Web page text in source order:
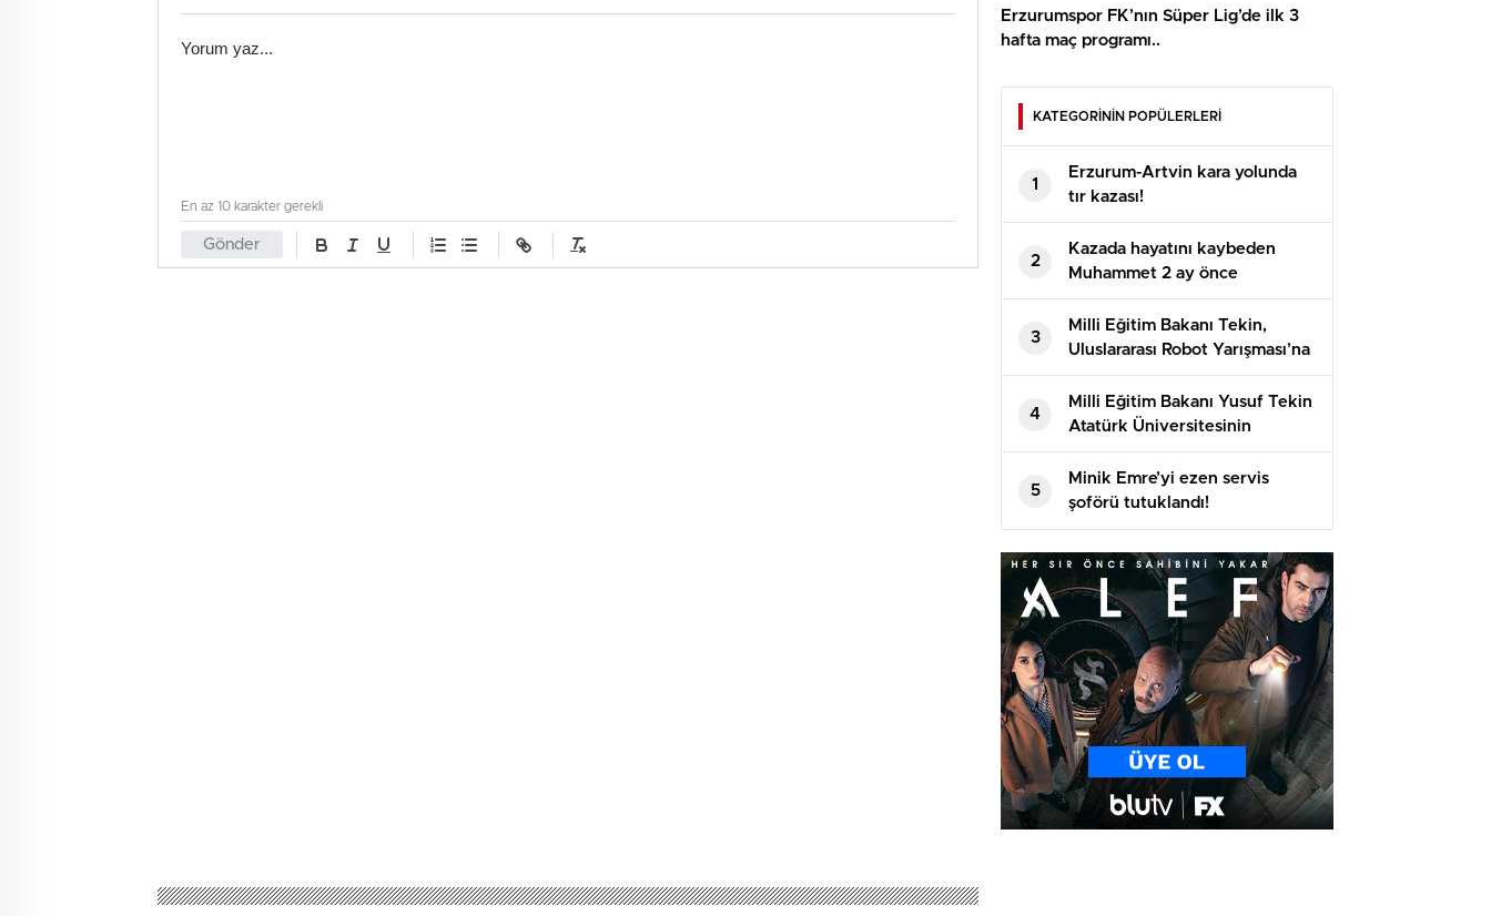
Gönder
En az 10 karakter gerekli
Erzurumspor FK’nın Süper Lig’de ilk 3
hafta maç programı..
KATEGORİNİN POPÜLERLERİ
1
Erzurum-Artvin kara yolunda
tır kazası!
2
Kazada hayatını kaybeden
Muhammet 2 ay önce
evlenmişti!
3
Milli Eğitim Bakanı Tekin,
Uluslararası Robot Yarışması’na
katılan öğrencilerle bir araya
geldi
4
Milli Eğitim Bakanı Yusuf Tekin
Atatürk Üniversitesinin
akademik yılı açılış töreninde
konuştu
5
Minik Emre’yi ezen servis
şoförü tutuklandı!